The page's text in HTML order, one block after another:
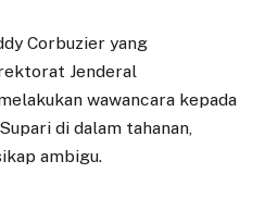
Corbuzier yang
Jenderal
wawancara kepada
di dalam tahanan,
ambigu.